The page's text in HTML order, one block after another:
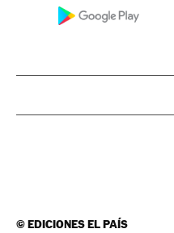
©EDICIONES EL PAÍS